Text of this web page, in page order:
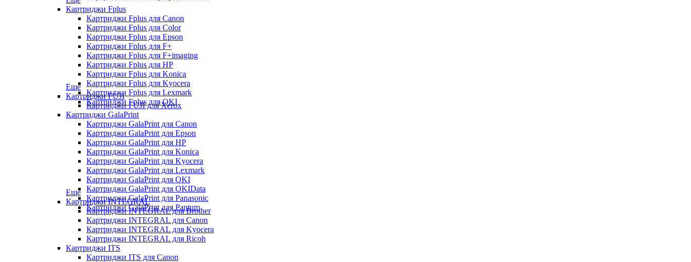
Картриджи Fplus
Картриджи Fplus для Canon
Картриджи Fplus для Color
Картриджи Fplus для Epson
Картриджи Fplus для F+
Картриджи Fplus для F+imaging
Картриджи Fplus для HP
Картриджи Fplus для Konica
Картриджи Fplus для Kyocera
Картриджи Fplus для Lexmark
Картриджи Fplus для OKI
Еще
Картриджи FUJI
Картриджи FUJI для Xerox
Картриджи GalaPrint
Картриджи GalaPrint для Canon
Картриджи GalaPrint для Epson
Картриджи GalaPrint для HP
Картриджи GalaPrint для Konica
Картриджи GalaPrint для Kyocera
Картриджи GalaPrint для Lexmark
Картриджи GalaPrint для OKI
Картриджи GalaPrint для OKIData
Картриджи GalaPrint для Panasonic
Картриджи GalaPrint для Pantum
Еще
Картриджи INTEGRAL
Картриджи INTEGRAL для Brother
Картриджи INTEGRAL для Canon
Картриджи INTEGRAL для Kyocera
Картриджи INTEGRAL для Ricoh
Картриджи ITS
Картриджи ITS для Canon